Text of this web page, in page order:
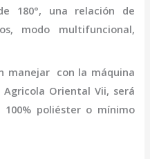
180°, una relación de
modo multifuncional,
manejar con la máquina
Agricola Oriental Vii, será
poliéster o mínimo